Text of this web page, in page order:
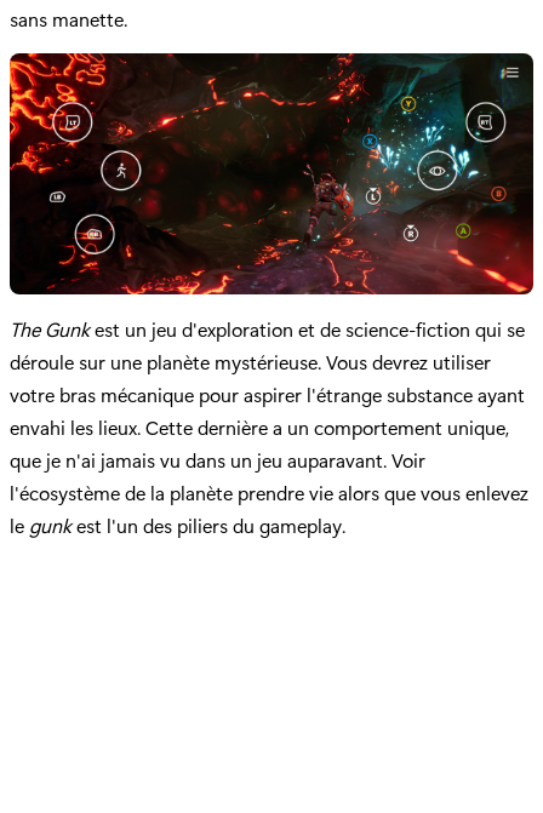
sans manette.
The Gunkest un jeu d'exploration et de science-fiction qui se
déroule sur une planète mystérieuse. Vous devrez utiliser
votre bras mécanique pour aspirer l'étrange substance ayant
envahi les lieux. Cette dernière a un comportement unique,
que je n'ai jamais vu dans un jeu auparavant. Voir
l'écosystème de la planète prendre vie alors que vous enlevez
le gunkest l'un des piliers du gameplay.